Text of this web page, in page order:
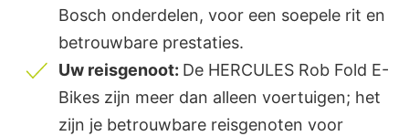
Bosch onderdelen, voor een soepele rit en
betrouwbare prestaties.
Uw reisgenoot: De HERCULES Rob Fold E-
Bikes zijn meer dan alleen voertuigen; het
zijn je betrouwbare reisgenoten voor